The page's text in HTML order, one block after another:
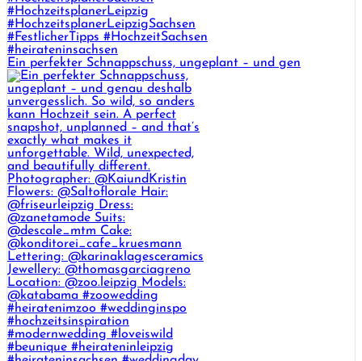
Ein perfekter Schnappschuss, ungeplant – und gen